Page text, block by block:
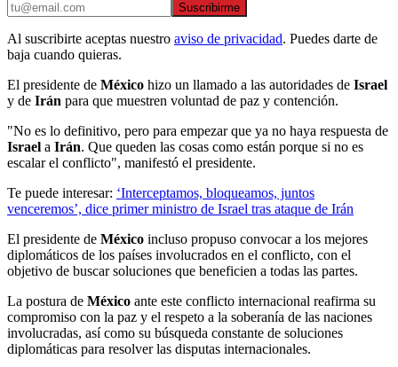
Suscribirme
Al suscribirte aceptas nuestro aviso de privacidad. Puedes darte de
baja cuando quieras.
El presidente de México hizo un llamado a las autoridades de Israel
y de Irán para que muestren voluntad de paz y contención.
"No es lo definitivo, pero para empezar que ya no haya respuesta de
Israel a Irán. Que queden las cosas como están porque si no es
escalar el conflicto", manifestó el presidente.
Te puede interesar: ‘Interceptamos, bloqueamos, juntos
venceremos’, dice primer ministro de Israel tras ataque de Irán
El presidente de México incluso propuso convocar a los mejores
diplomáticos de los países involucrados en el conflicto, con el
objetivo de buscar soluciones que beneficien a todas las partes.
La postura de México ante este conflicto internacional reafirma su
compromiso con la paz y el respeto a la soberanía de las naciones
involucradas, así como su búsqueda constante de soluciones
diplomáticas para resolver las disputas internacionales.